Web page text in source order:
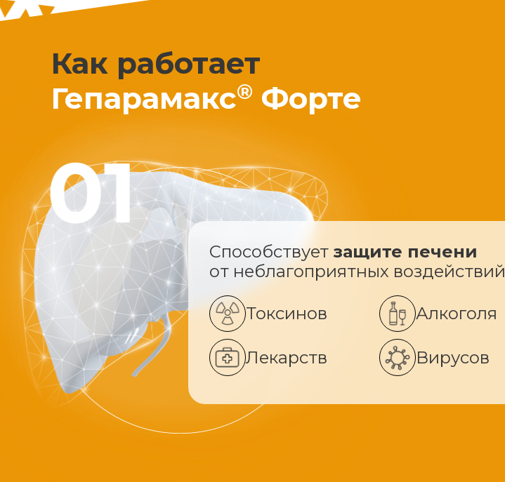
Как работает
Гепарамакс® Форте
Способствует защите печени
от неблагоприятных воздействий
Токсинов Алкоголя
Лекарств Вирусов